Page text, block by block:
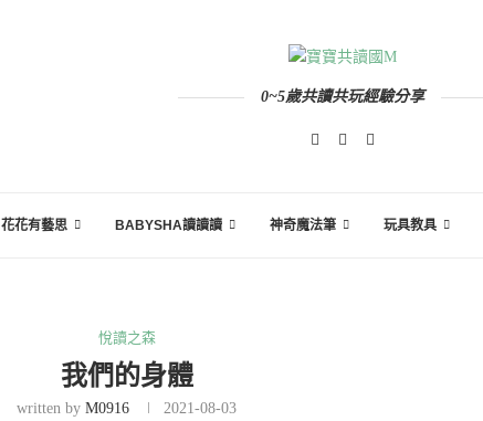
0~5歲共讀共玩經驗分享
花花有藝思 BABYSHA讀讀讀 神奇魔法筆 玩具教具
悅讀之森
我們的身體
written byM0916 2021-08-03